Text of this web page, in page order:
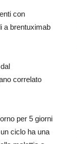
con
a brentuximab
correlato
per 5 giorni
ciclo ha una